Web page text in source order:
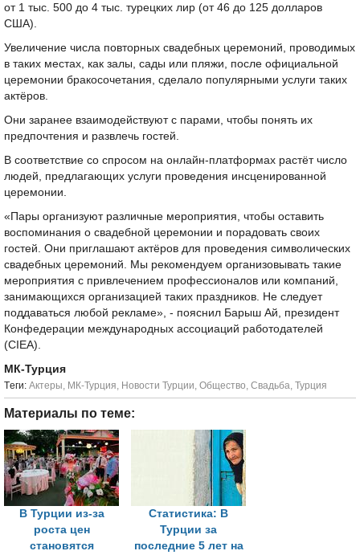
от 1 тыс. 500 до 4 тыс. турецких лир (от 46 до 125 долларов
США).
Увеличение числа повторных свадебных церемоний, проводимых
в таких местах, как залы, сады или пляжи, после официальной
церемонии бракосочетания, сделало популярными услуги таких
актёров.
Они заранее взаимодействуют с парами, чтобы понять их
предпочтения и развлечь гостей.
В соответствие со спросом на онлайн-платформах растёт число
людей, предлагающих услуги проведения инсценированной
церемонии.
«Пары организуют различные мероприятия, чтобы оставить
воспоминания о свадебной церемонии и порадовать своих
гостей. Они приглашают актёров для проведения символических
свадебных церемоний. Мы рекомендуем организовывать такие
мероприятия с привлечением профессионалов или компаний,
занимающихся организацией таких праздников. Не следует
поддаваться любой рекламе», - пояснил Барыш Ай, президент
Конфедерации международных ассоциаций работодателей
(CIEA).
МК-Турция
Tеги: Актеры, МК-Турция, Новости Турции, Общество, Свадьба, Турция
Материалы по теме:
В Турции из-за
роста цен
становятся
Статистика: В
Турции за
последние 5 лет на